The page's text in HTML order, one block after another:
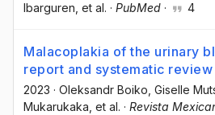
Ibarguren , et al. · PubMed · 4
Malacoplakia of the urinary
report and systematic review
2023 · Oleksandr Boiko , Giselle
Mukarukaka , et al. · Revista